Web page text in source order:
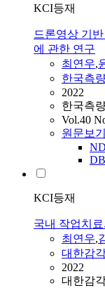
KCI등재
드론영상 기
에 관한 연구
최연우,
한국측
2022
한국측
Vol.40
원문보기
KCI등재
국내 작업치
최연우,
대한감
2022
대한감